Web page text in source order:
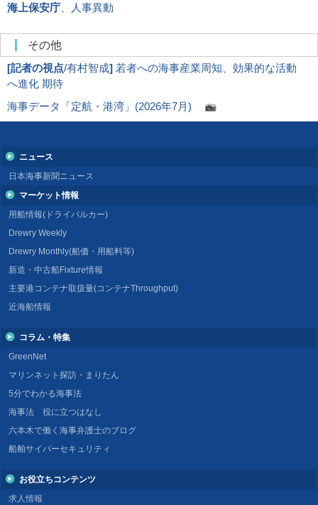
海上保安庁 、人事異動
その他
[記者の視点/有村智成] 若者への海事産業周知、効果的な活動
へ進化 期待
海事データ「定航・港湾」(2026年7月)
ニュース
日本海事新聞ニュース
マーケット情報
用船情報(ドライバルカー)
Drewry Weekly
Drewry Monthly(船価・用船料等)
新造・中古船Fixture情報
主要港コンテナ取扱量(コンテナThroughput)
近海船情報
コラム・特集
GreenNet
マリンネット探訪・まりたん
5分でわかる海事法
海事法 役に立つはなし
六本木で働く海事弁護士のブログ
船舶サイバーセキュリティ
お役立ちコンテンツ
求人情報